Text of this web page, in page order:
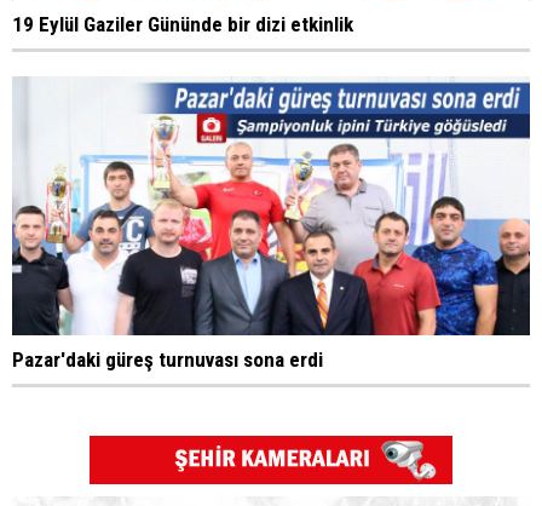
19 Eylül Gaziler Gününde bir dizi etkinlik
Pazar'daki güreş turnuvası sona erdi